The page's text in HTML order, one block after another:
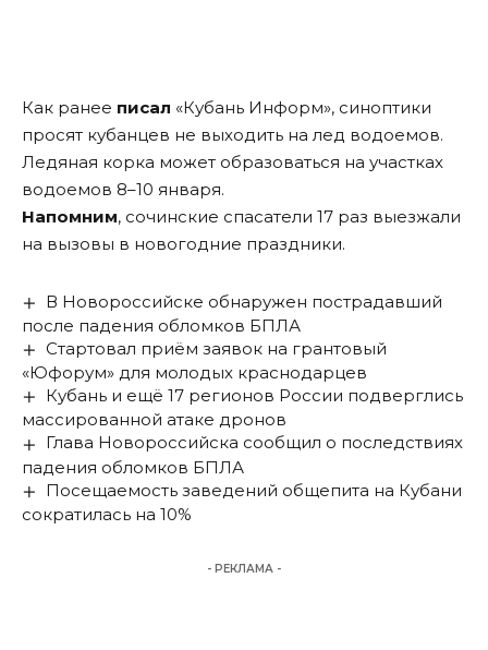
Как ранее писал «Кубань Информ», синоптики
просят кубанцев не выходить на лед водоемов.
Ледяная корка может образоваться на участках
водоемов 8–10 января.
Напомним, сочинские спасатели 17 раз выезжали
на вызовы в новогодние праздники.
В Новороссийске обнаружен пострадавший
после падения обломков БПЛА
Стартовал приём заявок на грантовый
«Юфорум» для молодых краснодарцев
Кубань и ещё 17 регионов России подверглись
массированной атаке дронов
Глава Новороссийска сообщил о последствиях
падения обломков БПЛА
Посещаемость заведений общепита на Кубани
сократилась на 10%
- РЕКЛАМА -